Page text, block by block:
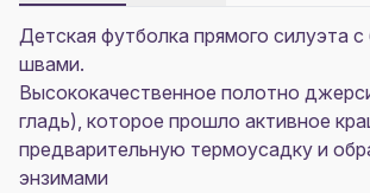
Детская футболка прямого силуэта
швами.
Высококачественное полотно
гладь), которое прошло активное
предварительную термоусадку и
энзимами